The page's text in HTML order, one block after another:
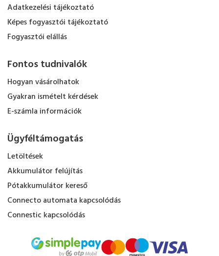
Adatkezelési tájékoztató
Képes fogyasztói tájékoztató
Fogyasztói elállás
Fontos tudnivalók
Hogyan vásárolhatok
Gyakran ismételt kérdések
E-számla információk
Ügyféltámogatás
Letöltések
Akkumulátor felújítás
Pótakkumulátor kereső
Connecto automata kapcsolódás
Connestic kapcsolódás